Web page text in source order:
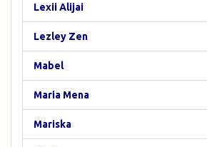
Lexii Alijai
Lezley Zen
Mabel
Maria Mena
Mariska